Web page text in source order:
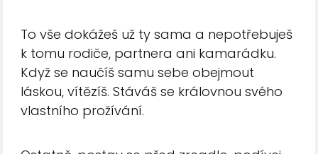
To vše dokážeš už ty sama a nepotřebuješ
k tomu rodiče, partnera ani kamarádku.
Když se naučíš samu sebe obejmout
láskou, vítězíš. Stáváš se královnou svého
vlastního prožívání.